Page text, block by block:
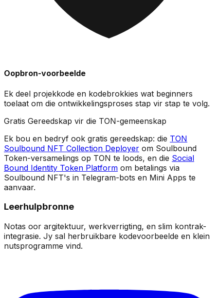
Oopbron-voorbeelde
Ek deel projekkode en kodebrokkies wat beginners
toelaat om die ontwikkelingsproses stap vir stap te volg.
Gratis Gereedskap vir die TON-gemeenskap
Ek bou en bedryf ook gratis gereedskap: die TON
Soulbound NFT Collection Deployer om Soulbound
Token-versamelings op TON te loods, en die Social
Bound Identity Token Platform om betalings via
Soulbound NFT's in Telegram-bots en Mini Apps te
aanvaar.
Leerhulpbronne
Notas oor argitektuur, werkverrigting, en slim kontrak-
integrasie. Jy sal herbruikbare kodevoorbeelde en klein
nutsprogramme vind.